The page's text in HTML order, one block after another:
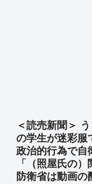
＜読売新聞＞
の学生が迷彩
政治的行為で
「（照屋氏の
防衛省は動画の